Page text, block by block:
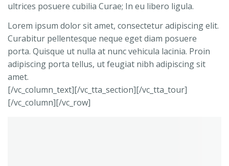
ultrices posuere cubilia Curae; In eu libero ligula.
Lorem ipsum dolor sit amet, consectetur adipiscing elit.
Curabitur pellentesque neque eget diam posuere
porta. Quisque ut nulla at nunc vehicula lacinia. Proin
adipiscing porta tellus, ut feugiat nibh adipiscing sit
amet.
[/vc_column_text][/vc_tta_section][/vc_tta_tour]
[/vc_column][/vc_row]